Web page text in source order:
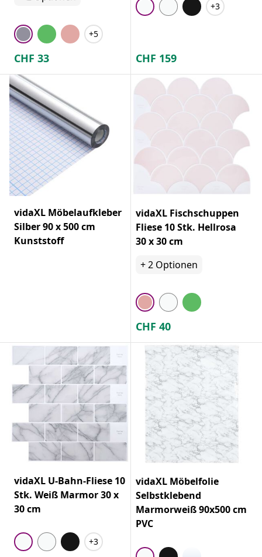
+5
CHF 33
+3
CHF 159
vidaXL Möbelaufkleber
Silber 90 x 500 cm
Kunststoff
vidaXL Fischschuppen
Fliese 10 Stk. Hellrosa
30 x 30 cm
+2 Optionen
CHF 40
vidaXL U-Bahn-Fliese 10
Stk. Weiß Marmor 30 x
30 cm
+3
vidaXL Möbelfolie
Selbstklebend
Marmorweiß 90x500 cm
PVC